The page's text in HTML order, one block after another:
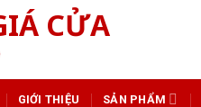
GIỚI THIỆU SẢN PHẨM